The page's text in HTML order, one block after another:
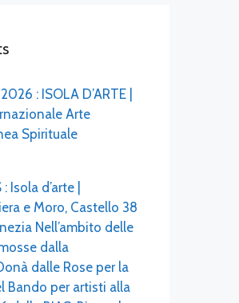
: ISOLA D’ARTE |
Arte
Spirituale
Isola d’arte |
e Moro, Castello 38
Nell’ambito delle
dalla
dalle Rose per la
Bando per artisti alla